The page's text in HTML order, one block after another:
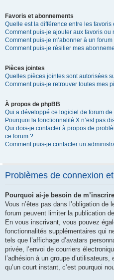
Favoris et abonnements
Quelle est la différence entre les favoris
Comment puis-je ajouter aux favoris ou
Comment puis-je m’abonner à un
Comment puis-je résilier mes
Pièces jointes
Quelles pièces jointes sont autorisées
Comment puis-je retrouver toutes mes
À propos de phpBB
Qui a développé ce logiciel de forum
Pourquoi la fonctionnalité X n’est pas
Qui dois-je contacter à propos de
ce forum ?
Comment puis-je contacter un
Problèmes de connexion
Pourquoi ai-je besoin de
Vous n’êtes pas dans l’obligation
forum peuvent limiter la publication
En vous inscrivant, vous pouvez
fonctionnalités supplémentaires qui
tels que l’affichage d’avatars
privée, l’envoi de courriers
l’adhésion à un groupe
qu’un court instant, c’est pourquoi